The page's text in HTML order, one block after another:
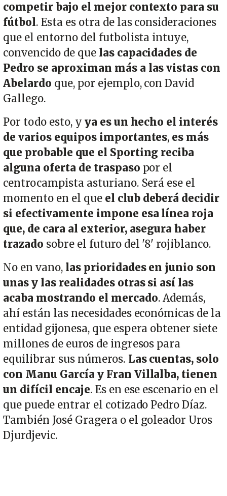
competir bajo el mejor contexto para su
fútbol. Esta es otra de las consideraciones
que el entorno del futbolista intuye,
convencido de quelas capacidades de
Pedro se aproximan más a las vistas con
Abelardo que, por ejemplo, con David
Gallego.
Por todo esto, y ya es un hecho el interés
de varios equipos importantes, es más
que probable que el Sporting reciba
alguna oferta de traspaso por el
centrocampista asturiano. Será ese el
momento en el que el club deberá decidir
si efectivamente impone esa línea roja
que, de cara al exterior, asegura haber
trazado sobre el futuro del '8' rojiblanco.
No en vano, las prioridades en junio son
unas y las realidades otras si así las
acaba mostrando el mercado. Además,
ahí están las necesidades económicas de la
entidad gijonesa, que espera obtener siete
millones de euros de ingresos para
equilibrar sus números. Las cuentas, solo
con Manu García y Fran Villalba, tienen
un difícil encaje. Es en ese escenario en el
que puede entrar el cotizado Pedro Díaz.
También José Gragera o el goleador Uros
Djurdjevic.